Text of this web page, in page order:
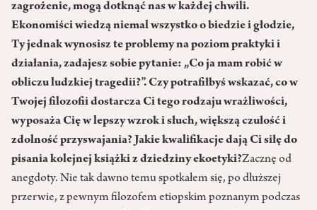
zagrożenie, mogą dotknąć nas w każdej chwili.
Ekonomiści wiedzą niemal wszystko o biedzie i głodzie,
Ty jednak wynosisz te problemy na poziom praktyki i
działania, zadajesz sobie pytanie: „Co ja mam robić w
obliczu ludzkiej tragedii?”. Czy potrafiłbyś wskazać, co w
Twojej filozofii dostarcza Ci tego rodzaju wrażliwości,
wyposaża Cię w lepszy wzrok i słuch, większą czułość i
zdolność przyswajania? Jakie kwalifikacje dają Ci siłę do
pisania kolejnej książki z dziedziny ekoetyki?Zacznę od
anegdoty. Nie tak dawno temu spotkałem się, po dłuższej
przerwie, z pewnym filozofem etiopskim poznanym podczas